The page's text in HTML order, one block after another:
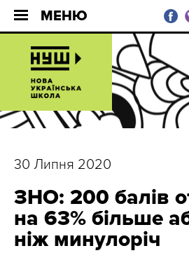
МЕНЮ
30 Липня 2020
ЗНО: 200 балів
на 63% більше
ніж минулоріч